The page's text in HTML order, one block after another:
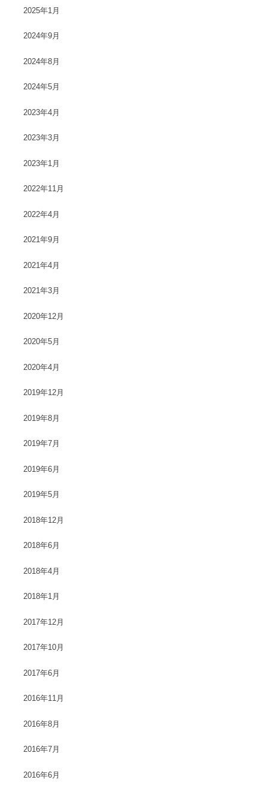
2025年1月
2024年9月
2024年8月
2024年5月
2023年4月
2023年3月
2023年1月
2022年11月
2022年4月
2021年9月
2021年4月
2021年3月
2020年12月
2020年5月
2020年4月
2019年12月
2019年8月
2019年7月
2019年6月
2019年5月
2018年12月
2018年6月
2018年4月
2018年1月
2017年12月
2017年10月
2017年6月
2016年11月
2016年8月
2016年7月
2016年6月